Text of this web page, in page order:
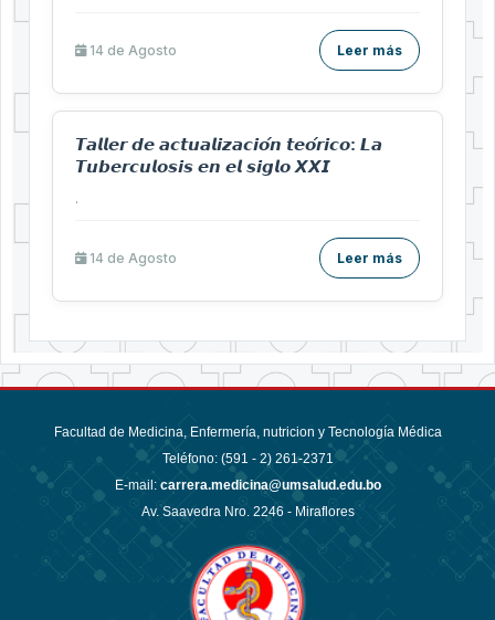
14 de Agosto Leer más
𝙏𝙖𝙡𝙡𝙚𝙧 𝙙𝙚 𝙖𝙘𝙩𝙪𝙖𝙡𝙞𝙯𝙖𝙘𝙞𝙤́𝙣 𝙩𝙚𝙤́𝙧𝙞𝙘𝙤: 𝙇𝙖
𝙏𝙪𝙗𝙚𝙧𝙘𝙪𝙡𝙤𝙨𝙞𝙨 𝙚𝙣 𝙚𝙡 𝙨𝙞𝙜𝙡𝙤 𝙓𝙓𝙄
.
14 de Agosto Leer más
Facultad de Medicina, Enfermería, nutricion y Tecnología Médica
Teléfono: (591 - 2) 261-2371
E-mail: carrera.medicina@umsalud.edu.bo
Av. Saavedra Nro. 2246 - Miraflores